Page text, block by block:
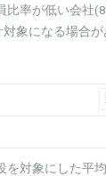
率が低い会社
象になる場合
対象にした平